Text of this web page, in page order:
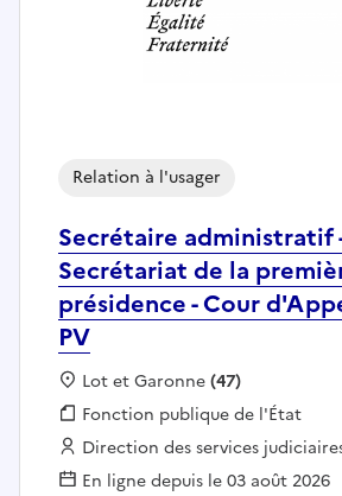
Secrétaire administratif
Secrétariat de la
présidence - Cour
PV
Relation à l'usager
Localisation :
Lot et Garonne(47)
Fonction publique :
Fonction publique de l'État
Employeur :
Direction des services
En ligne depuis le 03 août 2026